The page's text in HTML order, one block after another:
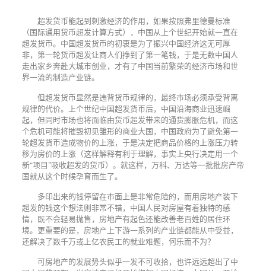
超发货币能起到刺激经济的作用，如果按照弗里德曼标准
（国际通用货币超发计算方式），中国从上个世纪开始就一直在
超发货币。中国超发货币的初衷是为了振兴中国经济这无可厚
非，第一轮货币超发让商人们挣到了第一笔钱，于是无数中国人
走出家乡奔赴大城市创业，才有了中国当前繁荣的经济市场和世
界一流的制造产业链。
但超发货币显然是违背货币规律的，最终市场必须承受背离
规律的代价。上个世纪中国超发货币后，中国沿海商业迅速崛
起，但同时市场也将面临由货币超发带来的通货膨胀危机，而这
个危机可能将摧毁初见雏形的商业大国，中国政府为了避免第一
轮超发货币造成物价的上涨，于是决定把商品价格的上涨压力转
移为房价的上涨（这样解释有利于理解，事实上央行决定用一个
新“项目”吸收超发的货币）。就这样，万科、万达等一批批房产帝
国就从这个时候孕育而生了。
多印出来的钱停留在市面上是非常危险的，而用房地产装下
超发的钱这个想法则非常不错，中国人民对房屋有着独特的感
情，既不会轻易抛售，房地产有起色还能改善老百姓的居住环
境。更重要的是，房地产上下游一系列的产业链都能从中受益，
还解决了数千万或上亿农民工的就业难题，何乐而不为？
可房地产的发展势头似乎一发不可收拾，也许远远超出了中